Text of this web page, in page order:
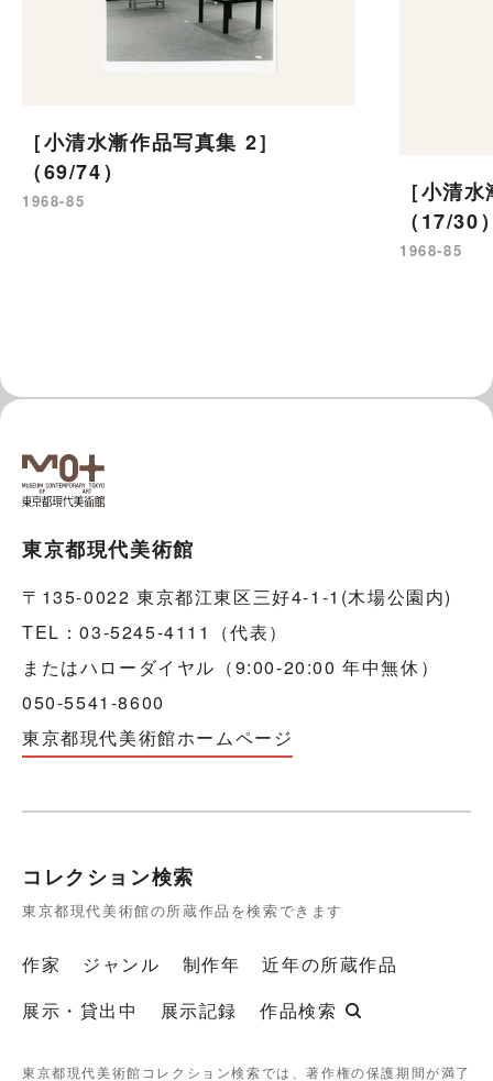
［小清水漸作品写真集 2］
（69/74）
1968-85
［小清
（17/30
1968-85
東京都現代美術館
〒135-0022 東京都江東区三好4-1-1(木場公園内)
TEL：03-5245-4111（代表）
またはハローダイヤル（9:00-20:00 年中無休）
050-5541-8600
東京都現代美術館ホームページ
コレクション検索
東京都現代美術館の所蔵作品を検索できます
作家 ジャンル 制作年
近年の所蔵作品
展示・貸出中
展示記録 作品検索
東京都現代美術館コレクション検索では、著作権の保護期間が満了